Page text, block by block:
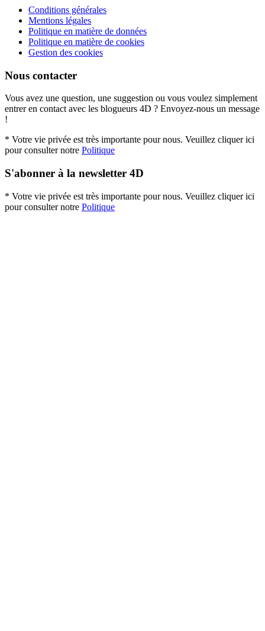
Conditions générales
Mentions légales
Politique en matière de données
Politique en matière de cookies
Gestion des cookies
Nous contacter
Vous avez une question, une suggestion ou vous voulez simplement
entrer en contact avec les blogueurs 4D ? Envoyez-nous un message
!
* Votre vie privée est très importante pour nous. Veuillez cliquer ici
pour consulter notre Politique
S'abonner à la newsletter 4D
* Votre vie privée est très importante pour nous. Veuillez cliquer ici
pour consulter notre Politique